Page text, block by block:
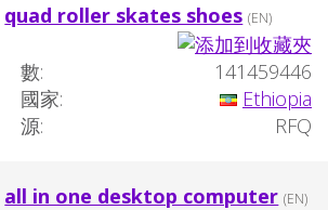
quad roller skates shoes (EN)
數:
141459446
國家:
Ethiopia
源:
RFQ
all in one desktop computer (EN)